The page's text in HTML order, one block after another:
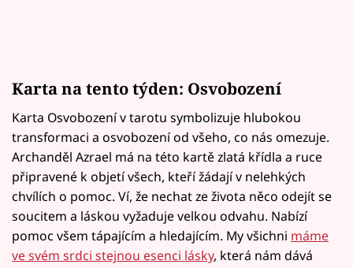
Karta na tento týden: Osvobození
Karta Osvobození v tarotu symbolizuje hlubokou
transformaci a osvobození od všeho, co nás omezuje.
Archanděl Azrael má na této kartě zlatá křídla a ruce
připravené k objetí všech, kteří žádají v nelehkých
chvílích o pomoc. Ví, že nechat ze života něco odejít se
soucitem a láskou vyžaduje velkou odvahu. Nabízí
pomoc všem tápajícím a hledajícím. My všichni máme
ve svém srdci stejnou esenci lásky, která nám dává